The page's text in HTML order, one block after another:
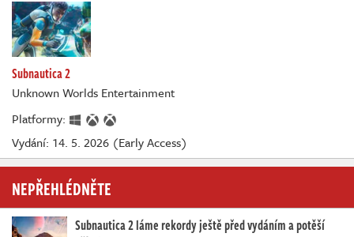
Subnautica 2
Unknown Worlds Entertainment
Platformy:
Vydání: 14. 5. 2026 (Early Access)
NEPŘEHLÉDNĚTE
Subnautica 2 láme rekordy ještě před vydáním a potěší